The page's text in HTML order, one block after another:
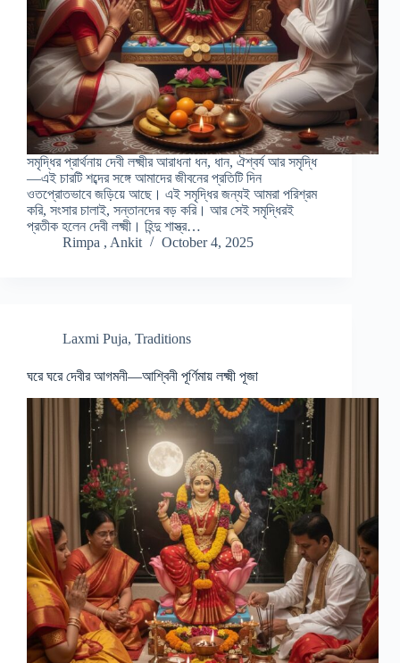
সমৃদ্ধির প্রার্থনায় দেবী লক্ষ্মীর আরাধনা ধন, ধান, ঐশ্বর্য আর সমৃদ্ধি
—এই চারটি শব্দের সঙ্গে আমাদের জীবনের প্রতিটি দিন
ওতপ্রোতভাবে জড়িয়ে আছে। এই সমৃদ্ধির জন্যই আমরা পরিশ্রম
করি, সংসার চালাই, সন্তানদের বড় করি। আর সেই সমৃদ্ধিরই
প্রতীক হলেন দেবী লক্ষ্মী। হিন্দু শাস্ত্র…
Rimpa , Ankit
October 4, 2025
Laxmi Puja, Traditions
ঘরে ঘরে দেবীর আগমনী—আশ্বিনী পূর্ণিমায় লক্ষ্মী পূজা